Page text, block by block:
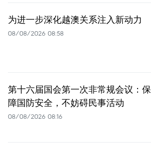
为进一步深化越澳关系注入新动力
08/08/2026 08:58
第十六届国会第一次非常规会议：保
障国防安全，不妨碍民事活动
08/08/2026 08:16